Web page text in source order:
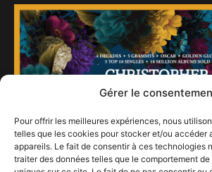
Gérer le
Pour offrir les meilleures expériences, nous
telles que les cookies pour stocker et/ou accéder
appareils. Le fait de consentir à ces technologies
traiter des données telles que le comportement